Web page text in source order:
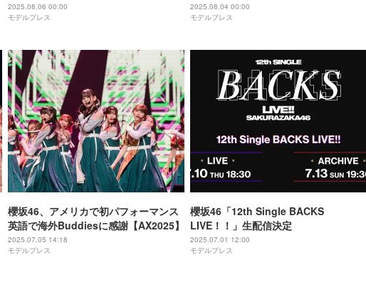
2025.08.06 00:00
モデルプレス
2025.08.04 00:00
モデルプレス
櫻坂46、アメリカで初パフォーマンス
英語で海外Buddiesに感謝【AX2025】
2025.07.05 14:18
モデルプレス
櫻坂46「12th Single BACKS
LIVE！！」生配信決定
2025.07.01 12:00
モデルプレス